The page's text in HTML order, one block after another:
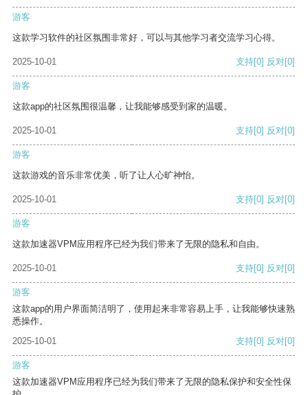
游客
这款学习软件的社区氛围非常好，可以与其他学习者交流学习心得。
2025-10-01 支持[0] 反对[0]
游客
这款app的社区氛围很温馨，让我能够感受到家的温暖。
2025-10-01 支持[0] 反对[0]
游客
这款游戏的音乐非常优美，听了让人心旷神怡。
2025-10-01 支持[0] 反对[0]
游客
这款加速器VPM应用程序已经为我们带来了无限的隐私和自由。
2025-10-01 支持[0] 反对[0]
游客
这款app的用户界面简洁明了，使用起来非常容易上手，让我能够快速熟
悉操作。
2025-10-01
支持[0] 反对[0]
游客
这款加速器VPM应用程序已经为我们带来了无限的隐私保护和安全性保